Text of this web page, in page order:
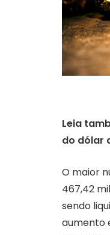
Leia
do dólar
O maior
467,42
sendo
aumento